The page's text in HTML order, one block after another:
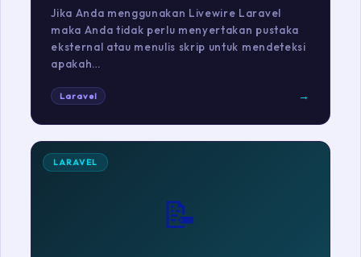
Jika Anda menggunakan Livewire Laravel
maka Anda tidak perlu menyertakan pustaka
eksternal atau menulis skrip untuk mendeteksi
apakah…
Laravel →
📝
LARAVEL